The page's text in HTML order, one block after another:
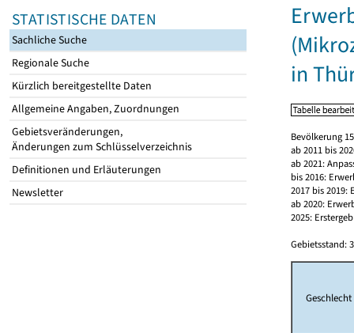
STATISTISCHE DATEN
Sachliche Suche
Regionale Suche
Kürzlich bereitgestellte Daten
Allgemeine Angaben, Zuordnungen
Gebietsveränderungen,
Änderungen zum Schlüsselverzeichnis
Definitionen und Erläuterungen
Newsletter
in
Bevölkerung
ab 2011 bis
ab 2021:
bis 2016:
2017 bis
ab 2020:
2025:
Gebietsstand:
Geschlecht